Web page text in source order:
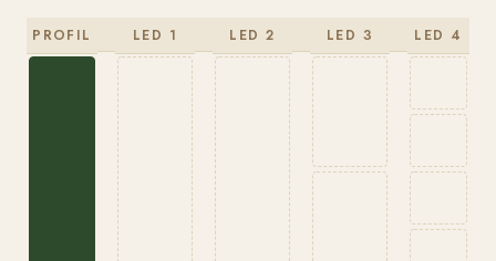
PROFIL LED 1 LED 2 LED 3 LED 4